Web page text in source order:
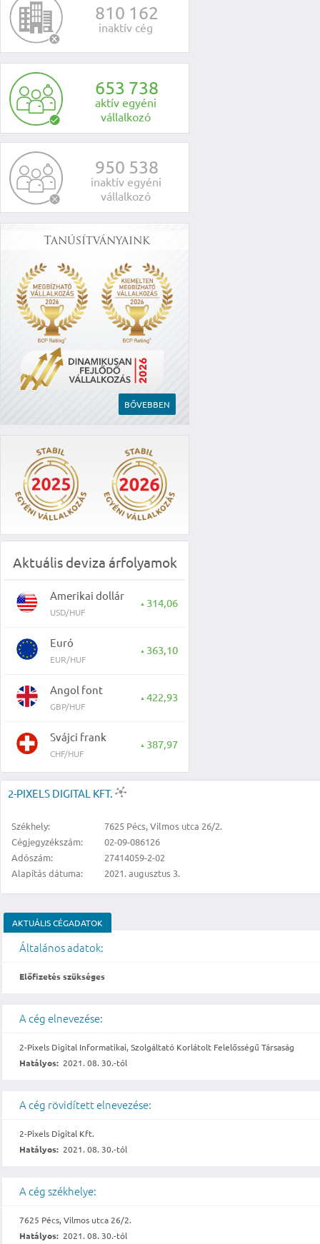
810 162
inaktív cég
653 738
aktív egyéni
vállalkozó
950 538
inaktív egyéni
vállalkozó
Tanúsítványaink
BŐVEBBEN
Aktuális deviza árfolyamok
Amerikai dollár
USD/HUF
▲ 314,06
Euró
EUR/HUF
▲ 363,10
Angol font
GBP/HUF
▲ 422,93
Svájci frank
CHF/HUF
▲ 387,97
2-PIXELS DIGITAL KFT.
Székhely:
7625 Pécs, Vilmos utca 26/2.
Cégjegyzékszám:
02-09-086126
Adószám:
27414059-2-02
Alapítás dátuma:
2021. augusztus 3.
AKTUÁLIS CÉGADATOK
Általános adatok:
Előfizetés szükséges
A cég elnevezése:
2-Pixels Digital Informatikai, Szolgáltató Korlátolt Felelősségű Társaság
Hatályos: 2021. 08. 30.-tól
A cég rövidített elnevezése:
2-Pixels Digital Kft.
Hatályos: 2021. 08. 30.-tól
A cég székhelye:
7625 Pécs, Vilmos utca 26/2.
Hatályos: 2021. 08. 30.-tól